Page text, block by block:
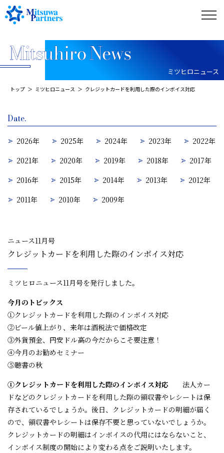
ミツヒロニュース
トップ ミツヒロニュース クレジットカードを利用した際のインボイス対応
ニュース11月号
クレジットカードを利用した際のインボイス対応
ミツヒロニュース11月号を発行しました。
今月のトピックス
①クレジットカードを利用した際のインボイス対応
②ビール値上がり、来年は酒税法で価格改定
③外貨預金、円安ドル高の今だからこそ要注意！
④今月のお勧めセミナー
⑤聴書の秋
①クレジットカードを利用した際のインボイス対応
法人カー
ドなどのクレジットカードを利用した際の領収書やレシートは保
存されているでしょうか。後日、クレジットカードの明細が届く
ので、領収書やレシートは保存不要と思っていないでしょうか。
クレジットカードの明細はインボイスの代用にはならないこと、
インボイス制度の開始により変わる点をご説明いたします。
Date.
2026年 2025年 2024年 2023年
2022年
2021年
2020年 2019年 2018年
2017年
2016年
2015年 2014年 2013年
2012年
2011年
2010年 2009年